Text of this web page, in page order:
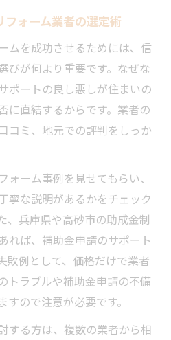
ォーム業者の選定術
ムを成功させるためには、信
びが何より重要です。なぜな
ポートの良し悪しが住まいの
に直結するからです。業者の
コミ、地元での評判をしっか
ーム事例を見せてもらい、
寧な説明があるかをチェック
、兵庫県や高砂市の助成金制
れば、補助金申請のサポート
敗例として、価格だけで業者
トラブルや補助金申請の不備
ので注意が必要です。
する方は、複数の業者から相